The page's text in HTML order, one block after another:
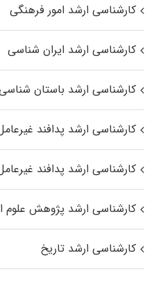
کارشناسی ارشد امور فرهنگی
کارشناسی ارشد ایران شناسی
کارشناسی ارشد باستان
کارشناسی ارشد پدافند
کارشناسی ارشد پدافند غیرعامل
کارشناسی ارشد پژوهش علوم
کارشناسی ارشد تاریخ